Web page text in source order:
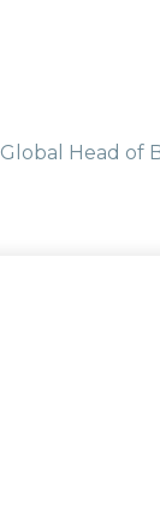
Global Head of